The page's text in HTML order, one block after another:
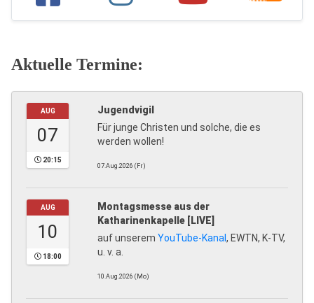
Aktuelle Termine:
AUG
07
20:15
Jugendvigil
Für junge Christen und solche, die es
werden wollen!
07.Aug.2026 (Fr)
AUG
10
18:00
Montagsmesse aus der
Katharinenkapelle [LIVE]
auf unserem YouTube-Kanal, EWTN, K-TV,
u. v. a.
10.Aug.2026 (Mo)